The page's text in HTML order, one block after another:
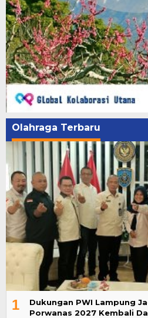
Olahraga Terbaru
1
Dukungan PWI Lampung
Porwanas 2027 Kembali